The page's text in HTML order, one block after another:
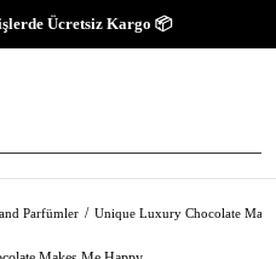
Ücretsiz Kargo 📦
Parfümler Unique Luxury Chocolate